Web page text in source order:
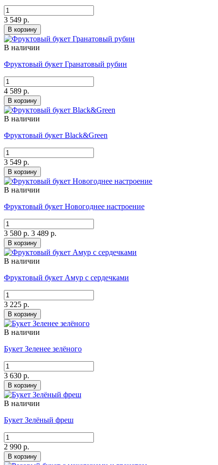
3 549 р.
В корзину
В наличии
Фруктовый букет Гранатовый рубин
4 589 р.
В корзину
В наличии
Фруктовый букет Black&Green
3 549 р.
В корзину
В наличии
Фруктовый букет Новогоднее настроение
3 580 р. 3 489 р.
В корзину
В наличии
Фруктовый букет Амур с сердечками
3 225 р.
В корзину
В наличии
Букет Зеленее зелёного
3 630 р.
В корзину
В наличии
Букет Зелёный фреш
2 990 р.
В корзину